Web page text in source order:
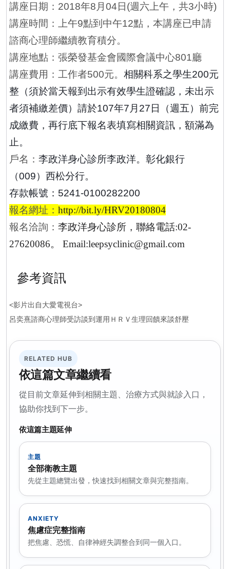
講座日期： 2018年8月04日(週六上午，共3小時)
講座時間：上午9點到中午12點，本講座已申請
諮商心理師繼續教育積分。
講座地點：張榮發基金會國際會議中心801廳
講座費用：工作者500元。 相關科系之學生200元
整（須於當天報到出示有效學生證確認，未出示
者須補繳差價）請於107年7月 27日（週五）前完
成繳費，再行底下報名表填寫相關資訊，額滿為
止。
戶名： 李政洋身心診所李政洋。彰化銀行
（009）西松分行。
存款帳號： 5241-0100282200
報名網址 ： http://bit.ly/HRV20180804
報名洽詢： 李政洋身心診所，聯絡電話:02-
27620086。 Email:leepsyclinic@gmail.com
參考資訊
<影片出自大愛電視台>
呂奕熹諮商心理師受訪談到運用ＨＲＶ生理回饋來談舒壓
RELATED HUB
依這篇文章繼續看
從目前文章延伸到相關主題、治療方式與就診入口，
協助你找到下一步。
依這篇主題延伸
主題
全部衛教主題
先從主題總覽出發，快速找到相關文章與完整指南。
ANXIETY
焦慮症完整指南
把焦慮、恐慌、自律神經失調整合到同一個入口。